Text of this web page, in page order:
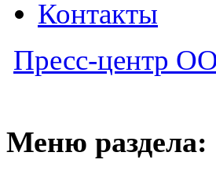
Контакты
Пресс-центр
Меню раздела: